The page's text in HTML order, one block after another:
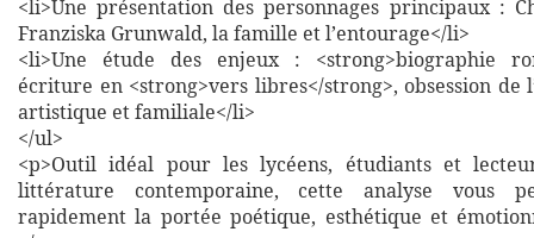
<li>Une présentation des personnages principaux :
Franziska Grunwald, la famille et l’entourage</li>
<li>Une étude des enjeux : <strong>biographie
écriture en <strong>vers libres</strong>, obsession de
artistique et familiale</li>
</ul>
<p>Outil idéal pour les lycéens, étudiants et
littérature contemporaine, cette analyse vous
rapidement la portée poétique, esthétique et